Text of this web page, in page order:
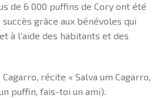
de 6 000 puffins de Cory ont été
grâce aux bénévoles qui
à l’aide des habitants et des
récite « Salva um Cagarro,
puffin, fais-toi un ami).